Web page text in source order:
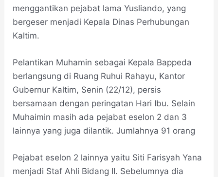
menggantikan pejabat lama Yusliando, yang
bergeser menjadi Kepala Dinas Perhubungan
Kaltim.
Pelantikan Muhamin sebagai Kepala Bappeda
berlangsung di Ruang Ruhui Rahayu, Kantor
Gubernur Kaltim, Senin (22/12), persis
bersamaan dengan peringatan Hari Ibu. Selain
Muhaimin masih ada pejabat eselon 2 dan 3
lainnya yang juga dilantik. Jumlahnya 91 orang
Pejabat eselon 2 lainnya yaitu Siti Farisyah Yana
menjadi Staf Ahli Bidang II. Sebelumnya dia